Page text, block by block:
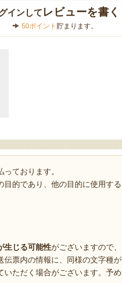
インして レビューを書く
50ポイント 貯まります。
ております。
的であり、他の目的に使用する
生じる可能性がございますので、
伝票内の情報に、同様の文字種が
ただく場合がございます。予め